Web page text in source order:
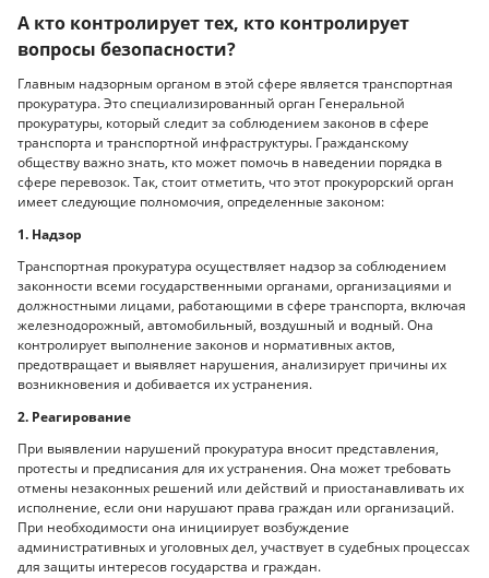
А кто контролирует тех, кто контролирует
вопросы безопасности?
Главным надзорным органом в этой сфере является транспортная
прокуратура. Это специализированный орган Генеральной
прокуратуры, который следит за соблюдением законов в сфере
транспорта и транспортной инфраструктуры. Гражданскому
обществу важно знать, кто может помочь в наведении порядка в
сфере перевозок. Так, стоит отметить, что этот прокурорский орган
имеет следующие полномочия, определенные законом:
1. Надзор
Транспортная прокуратура осуществляет надзор за соблюдением
законности всеми государственными органами, организациями и
должностными лицами, работающими в сфере транспорта, включая
железнодорожный, автомобильный, воздушный и водный. Она
контролирует выполнение законов и нормативных актов,
предотвращает и выявляет нарушения, анализирует причины их
возникновения и добивается их устранения.
2. Реагирование
При выявлении нарушений прокуратура вносит представления,
протесты и предписания для их устранения. Она может требовать
отмены незаконных решений или действий и приостанавливать их
исполнение, если они нарушают права граждан или организаций.
При необходимости она инициирует возбуждение
административных и уголовных дел, участвует в судебных процессах
для защиты интересов государства и граждан.